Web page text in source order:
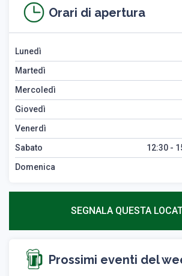
Orari di apertura
Lunedì
Martedì
Mercoledì
Giovedì
Venerdì
Sabato
12:30 -
Domenica
SEGNALA QUESTA
Prossimi eventi del